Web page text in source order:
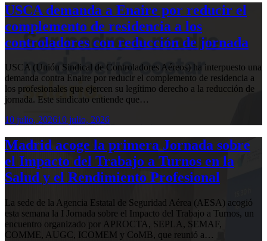
USCA demanda a Enaire por reducir el
complemento de residencia a los
controladores con reducción de jornada
USCA (Unión Sindical de Controladores Aéreos) ha interpuesto una
demanda contra Enaire por reducir el complemento de residencia a
los profesionales que ejercen su legítimo derecho a la reducción de
jornada. Este sindicato entiende que…
10 julio, 202610 julio, 2026
Madrid acoge la primera Jornada sobre
el Impacto del Trabajo a Turnos en la
Salud y el Rendimiento Profesional
La sede de la Agencia Estatal de Seguridad Aérea (AESA) acogió
esta semana la I Jornada sobre el Impacto del Trabajo a Turnos, un
encuentro organizado por APROCTA, SEPLA, SEMAF,
COMME, AUGC, ICOMEM y CoMB, que reunió a…